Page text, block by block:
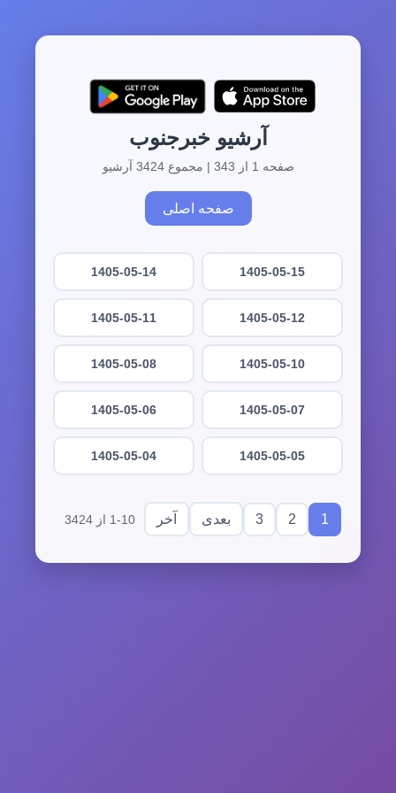
آرشیو خبرجنوب
صفحه 1 از 343 | مجموع 3424 آرشیو
صفحه اصلی
1405-05-15
1405-05-14
1405-05-12
1405-05-11
1405-05-10
1405-05-08
1405-05-07
1405-05-06
1405-05-05
1405-05-04
1
2
3 بعدی آخر 1-10 از 3424